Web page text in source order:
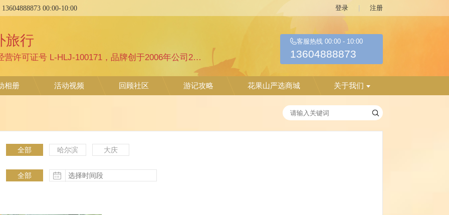
13604888873 00:00-10:00 登录 注册
旅行
哈尔滨文旅团队旅行社业务经营许可证号 L-HLJ-100171，品牌创于2006年公司2017年成立、诚实守信，专注纯玩精品路线，黑龙江文旅推介官 哈尔滨品质旅行专家 香坊文旅推荐官花果山户外俱乐部+哈尔滨花果山户外旅游有限责任公司，具有国家体育局注册户外俱乐部和旅游公司双重资质认证，从事户外运动、旅行等相关活动的策划与组织实施的外组织。自有经验丰富及具责任心、服务体贴细致专注，
客服热线 00:00 - 10:00
13604888873
相册 活动视频 回顾社区 游记攻略 花果山严选商城 关于我们
全部 哈尔滨 大庆
全部